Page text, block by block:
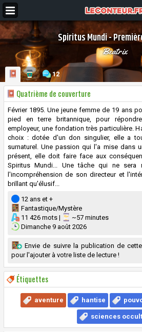
Spiritus Mundi -
Beatrix
12
Quatrième de couverture
Février 1895. Une jeune femme de 19 ans
pied en terre britannique, pour
employeur, une fondation très particulière.
choix : dotée d'un don singulier, elle a
surnaturel. Une passion qui l'a mise dans
présent, elle doit faire face aux
Spiritus Mundi... Une tâche qui ne sera
l'incompréhension de son directeur et
brillant qu'élusif...
12 ans et +
Fantastique/Mystère
11 426 mots |
~57 minutes
Dimanche 9 août 2026
Envie de suivre la publication de
pour l'ajouter à votre liste de lecture !
Étiquettes
aventure hantise
sciences